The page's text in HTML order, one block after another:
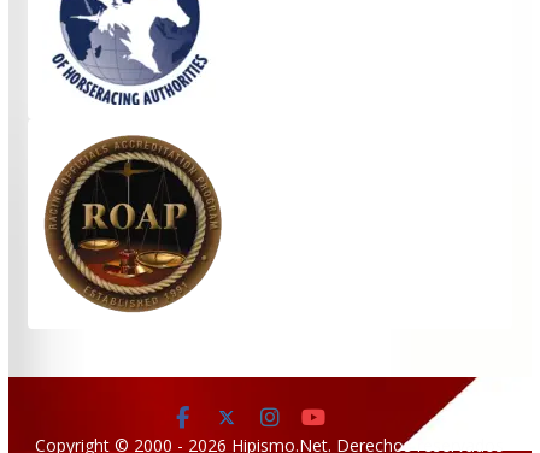
Copyright © 2000 - 2026 Hipismo.Net. Derechos reservados